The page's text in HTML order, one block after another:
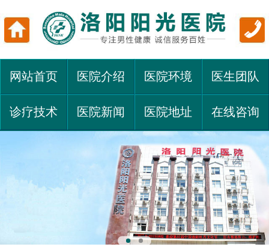
网站首页 医院介绍 医院环境 医生团队
诊疗技术 医院新闻 医院地址 在线咨询